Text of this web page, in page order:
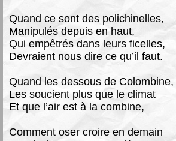
Quand ce sont des polichinelles,
Manipulés depuis en haut,
Qui empêtrés dans leurs ficelles,
Devraient nous dire ce qu’il faut.
Quand les dessous de Colombine,
Les soucient plus que le climat
Et que l’air est à la combine,
Comment oser croire en demain